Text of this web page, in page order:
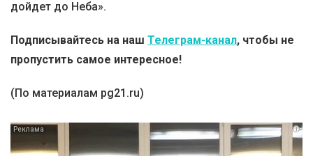
дойдет до Неба».
Подписывайтесь на наш Телеграм-канал, чтобы не
пропустить самое интересное!
(По материалам pg21.ru)
i